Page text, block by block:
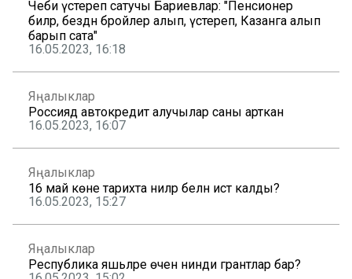
Чеби үстереп сатучы Бариевлар: "Пенсионер
әбиләр, бездән бройлер алып, үстереп, Казанга алып
барып сата"
16.05.2023, 16:18
Яңалыклар
Россиядә автокредит алучылар саны арткан
16.05.2023, 16:07
Яңалыклар
16 май көне тарихта ниләр белән истә калды?
16.05.2023, 15:27
Яңалыклар
Республика яшьләре өчен нинди грантлар бар?